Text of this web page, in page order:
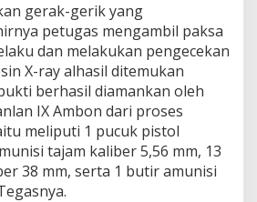
gerak-gerik yang
petugas mengambil paksa
dan melakukan pengecekan
X-ray alhasil ditemukan
berhasil diamankan oleh
IX Ambon dari proses
meliputi 1 pucuk pistol
tajam kaliber 5,56 mm, 13
38 mm, serta 1 butir amunisi